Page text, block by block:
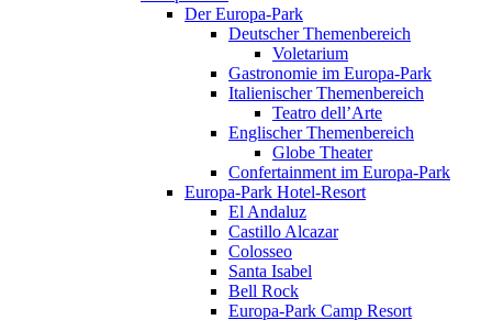
Der Europa-Park
Deutscher Themenbereich
Voletarium
Gastronomie im Europa-Park
Italienischer Themenbereich
Teatro dell’Arte
Englischer Themenbereich
Globe Theater
Confertainment im Europa-Park
Europa-Park Hotel-Resort
El Andaluz
Castillo Alcazar
Colosseo
Santa Isabel
Bell Rock
Europa-Park Camp Resort